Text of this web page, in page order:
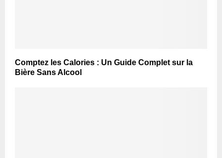
Comptez les Calories : Un Guide Complet sur la
Bière Sans Alcool